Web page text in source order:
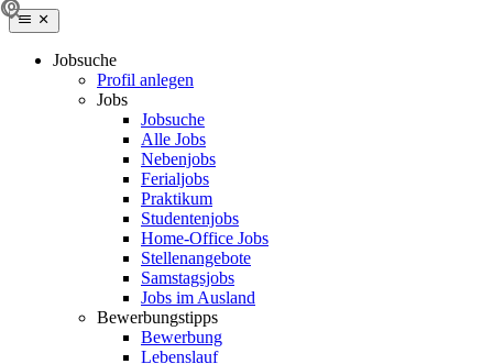
Jobsuche
Profil anlegen
Jobs
Jobsuche
Alle Jobs
Nebenjobs
Ferialjobs
Praktikum
Studentenjobs
Home-Office Jobs
Stellenangebote
Samstagsjobs
Jobs im Ausland
Bewerbungstipps
Bewerbung
Lebenslauf